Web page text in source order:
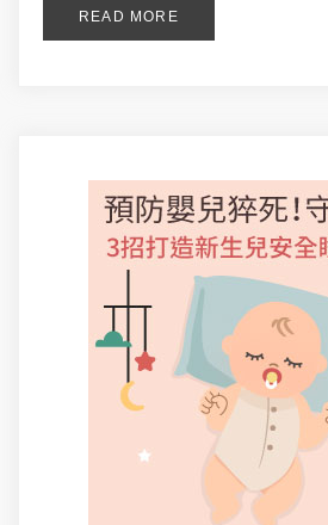
READ MORE